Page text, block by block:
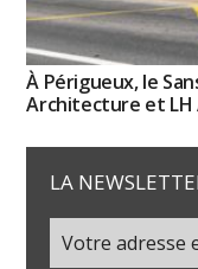
À Périgueux, le
Architecture et
LA